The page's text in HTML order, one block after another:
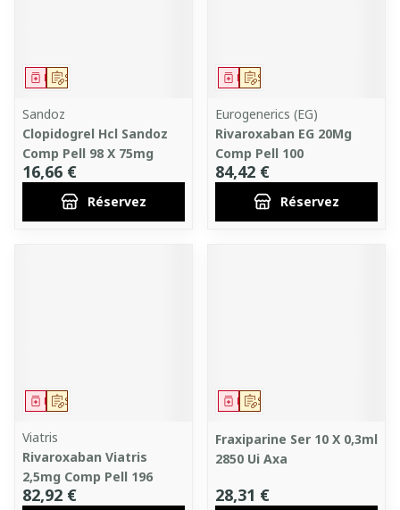
Sur prescription
Médicament
Sandoz
Clopidogrel Hcl Sandoz
Comp Pell 98 X 75mg
16,66 €
Réservez
Sur prescription
Médicament
Eurogenerics (EG)
Rivaroxaban EG 20Mg
Comp Pell 100
84,42 €
Réservez
Sur prescription
Médicament
Viatris
Rivaroxaban Viatris
2,5mg Comp Pell 196
82,92 €
Sur prescription
Médicament
Fraxiparine Ser 10 X 0,3ml
2850 Ui Axa
28,31 €